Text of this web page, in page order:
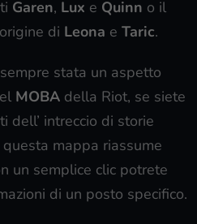
Garen, Lux e Quinn o il
di Leona e Taric.
stata un aspetto
MOBA della Riot, se siete
dell’ intreccio di storie
mappa riassume
un semplice clic potrete
di un posto specifico.